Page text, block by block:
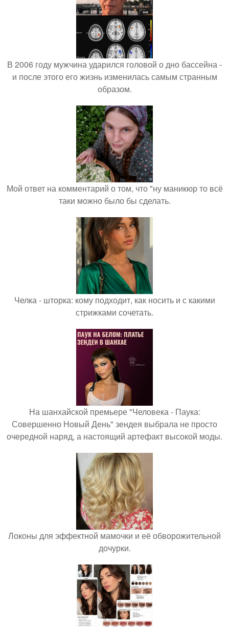
В 2006 году мужчина ударился головой о дно бассейна -
и после этого его жизнь изменилась самым странным
образом.
Мой ответ на комментарий о том, что "ну маникюр то всё
таки можно было бы сделать.
Челка - шторка: кому подходит, как носить и с какими
стрижками сочетать.
На шанхайской премьере "Человека - Паука:
Совершенно Новый День" зендея выбрала не просто
очередной наряд, а настоящий артефакт высокой моды.
Локоны для эффектной мамочки и её обворожительной
дочурки.